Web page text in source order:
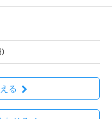
)
る